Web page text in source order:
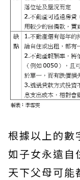
根據以上的數
如子女永遠自
天下父母可能